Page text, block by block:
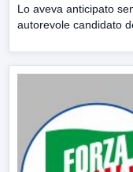
Lo aveva anticipato
autorevole candidato